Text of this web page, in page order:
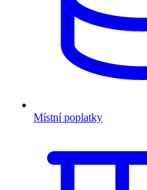
Místní poplatky